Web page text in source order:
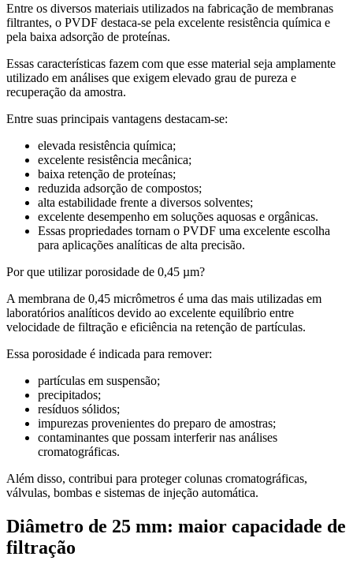
Entre os diversos materiais utilizados na fabricação de membranas
filtrantes, o PVDF destaca-se pela excelente resistência química e
pela baixa adsorção de proteínas.
Essas características fazem com que esse material seja amplamente
utilizado em análises que exigem elevado grau de pureza e
recuperação da amostra.
Entre suas principais vantagens destacam-se:
elevada resistência química;
excelente resistência mecânica;
baixa retenção de proteínas;
reduzida adsorção de compostos;
alta estabilidade frente a diversos solventes;
excelente desempenho em soluções aquosas e orgânicas.
Essas propriedades tornam o PVDF uma excelente escolha
para aplicações analíticas de alta precisão.
Por que utilizar porosidade de 0,45 µm?
A membrana de 0,45 micrômetros é uma das mais utilizadas em
laboratórios analíticos devido ao excelente equilíbrio entre
velocidade de filtração e eficiência na retenção de partículas.
Essa porosidade é indicada para remover:
partículas em suspensão;
precipitados;
resíduos sólidos;
impurezas provenientes do preparo de amostras;
contaminantes que possam interferir nas análises
cromatográficas.
Além disso, contribui para proteger colunas cromatográficas,
válvulas, bombas e sistemas de injeção automática.
Diâmetro de 25 mm: maior capacidade de
filtração